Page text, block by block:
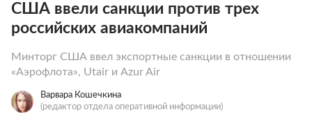
США ввели санкции против трех
российских авиакомпаний
Минторг США ввел экспортные санкции в отношении
«Аэрофлота», Utair и Azur Air
Варвара Кошечкина
(редактор отдела оперативной информации)